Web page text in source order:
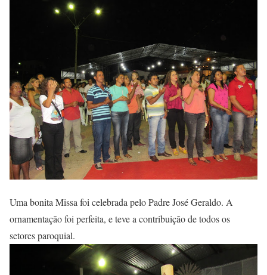
Uma bonita Missa foi celebrada pelo Padre José Geraldo. A
ornamentação foi perfeita, e teve a contribuição de todos os
setores paroquial.